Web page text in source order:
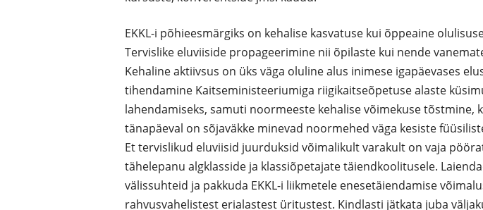
EKKL-i põhieesmärgiks on kehalise kasvatuse kui õppeaine
Tervislike eluviiside propageerimine nii õpilaste kui nende
Kehaline aktiivsus on üks väga oluline alus inimese igapäevases
tihendamine Kaitseministeeriumiga riigikaitseõpetuse alaste
lahendamiseks, samuti noormeeste kehalise võimekuse tõstmine,
tänapäeval on sõjaväkke minevad noormehed väga kesiste
Et tervislikud eluviisid juurduksid võimalikult varakult on vaja
tähelepanu algklasside ja klassiõpetajate täiendkoolitusele.
välissuhteid ja pakkuda EKKL-i liikmetele enesetäiendamise
rahvusvahelistest erialastest üritustest. Kindlasti jätkata juba